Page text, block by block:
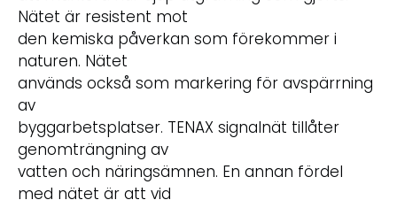
Nätet är resistent mot
den kemiska påverkan som förekommer i
naturen. Nätet
används också som markering för avspärrning
av
byggarbetsplatser. TENAX signalnät tillåter
genomträngning av
vatten och näringsämnen. En annan fördel
med nätet är att vid